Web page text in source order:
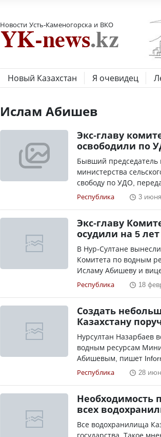
Новости Усть-Каменогорска и ВКО
Новый Казахстан Я очевидец
Ислам Абишев
Экс-главу
освободили по
Бывший председатель
министерства
свободу по УДО,
Республика 3
Экс-главу
осудили на 5 лет
В Нур-Султане
Комитета по водным
Исламу Абишеву и
Республика 18
Создать
Казахстану
Нурсултан Назарбаев
водным ресурсам
Абишевым, пишет
Республика 28
Необходимость
всех
Все водохранилища